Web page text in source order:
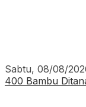
Sabtu, 08/08/
400 Bambu